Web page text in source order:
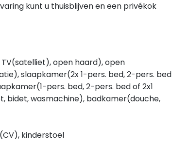
kunt u thuisblijven en een privékok
open haard), open
slaapkamer(2x 1-pers. bed, 2-pers. bed
pers. bed, 2-pers. bed of 2x1
bidet, wasmachine), badkamer(douche,
kinderstoel